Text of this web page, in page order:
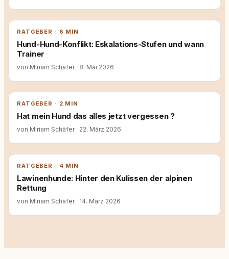
RATGEBER · 6 MIN
Hund-Hund-Konflikt: Eskalations-Stufen und wann
Trainer
von Miriam Schäfer · 8. Mai 2026
RATGEBER · 2 MIN
Hat mein Hund das alles jetzt vergessen ?
von Miriam Schäfer · 22. März 2026
RATGEBER · 4 MIN
Lawinenhunde: Hinter den Kulissen der alpinen
Rettung
von Miriam Schäfer · 14. März 2026